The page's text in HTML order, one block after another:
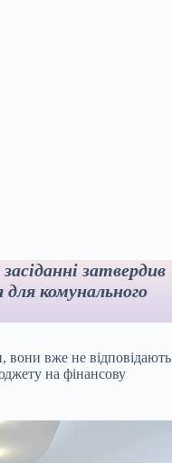
затвердив
комунального
вони вже не відповідають
на фінансову